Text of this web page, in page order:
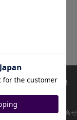
ド
その他
ガイド
お問い合せ